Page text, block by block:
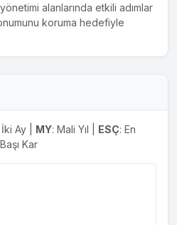
alanlarında etkili adımlar
koruma hedefiyle
Ay | MY: Mali Yıl | ESÇ: En
Kar